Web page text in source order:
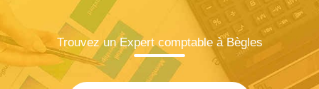
Trouvez un Expert comptable à Bègles